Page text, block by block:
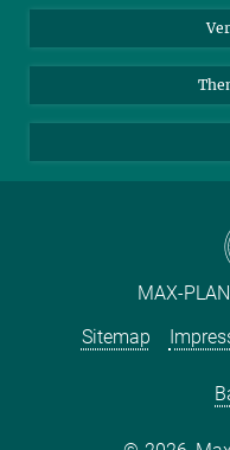
MAX-
Sitemap